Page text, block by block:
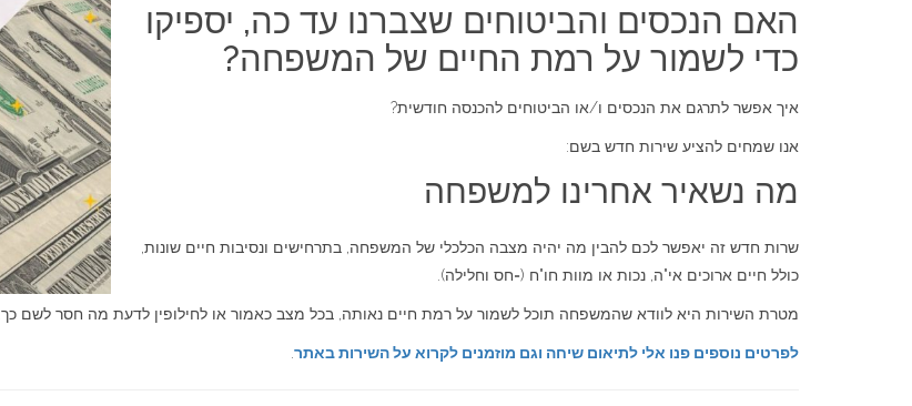
האם הנכסים והביטוחים שצברנו עד כה, יספיקו
כדי לשמור על רמת החיים של המשפחה?
איך אפשר לתרגם את הנכסים ו/או הביטוחים להכנסה חודשית?
אנו שמחים להציע שירות חדש בשם:
מה נשאיר אחרינו למשפחה
שרות חדש זה יאפשר לכם להבין מה יהיה מצבה הכלכלי של המשפחה, בתרחישים ונסיבות חיים שונות,
כולל חיים ארוכים אי"ה, נכות או מוות חו"ח (=חס וחלילה).
מטרת השירות היא לוודא שהמשפחה תוכל לשמור על רמת חיים נאותה, בכל מצב כאמור או לחילופין לדעת מה חסר לשם כך.
לפרטים נוספים פנו אלי לתיאום שיחה וגם מוזמנים לקרוא על השירות באתר